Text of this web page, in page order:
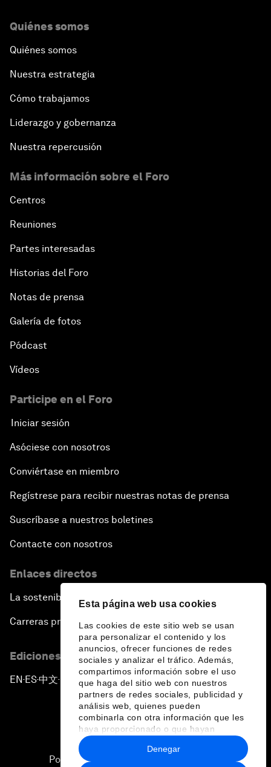
Esta página web usa cookies
Las cookies de este sitio web se usan
para personalizar el contenido y los
anuncios, ofrecer funciones de redes
sociales y analizar el tráfico. Además,
compartimos información sobre el uso
que haga del sitio web con nuestros
partners de redes sociales, publicidad y
análisis web, quienes pueden
combinarla con otra información que les
haya proporcionado o que hayan
recopilado a partir del uso que haya
hecho de sus servicios.
Denegar
Quiénes somos
Quiénes somos
Nuestra estrategia
Cómo trabajamos
Liderazgo y gobernanza
Nuestra repercusión
Más información sobre el Foro
Centros
Reuniones
Partes interesadas
Historias del Foro
Notas de prensa
Galería de fotos
Pódcast
Vídeos
Participe en el Foro
Iniciar sesión
Asóciese con nosotros
Conviértase en miembro
Regístrese para recibir nuestras notas de prensa
Suscríbase a nuestros boletines
Contacte con nosotros
Enlaces directos
La sostenibilidad en el Foro
Carreras profesionales
Ediciones en otros idiomas
EN ▪ES▪中文▪ 日本語
Política de privacidad y normas de uso